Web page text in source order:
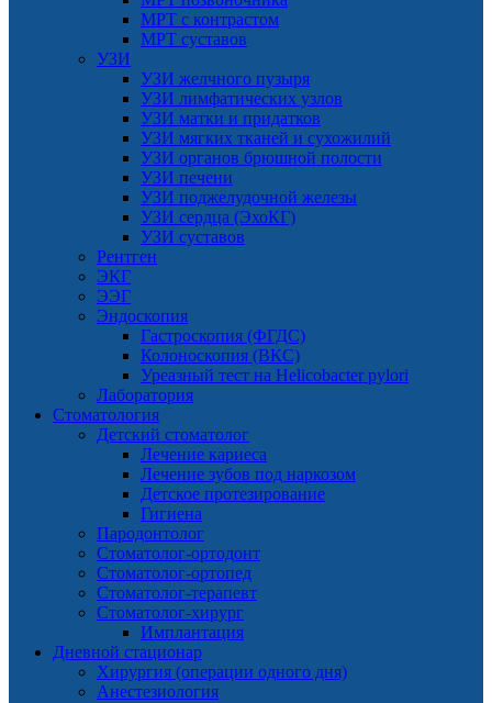
МРТ с контрастом
МРТ суставов
УЗИ
УЗИ желчного пузыря
УЗИ лимфатических узлов
УЗИ матки и придатков
УЗИ мягких тканей и сухожилий
УЗИ органов брюшной полости
УЗИ печени
УЗИ поджелудочной железы
УЗИ сердца (ЭхоКГ)
УЗИ суставов
Рентген
ЭКГ
ЭЭГ
Эндоскопия
Гастроскопия (ФГДС)
Колоноскопия (ВКС)
Уреазный тест на Helicobacter pylori
Лаборатория
Стоматология
Детский стоматолог
Лечение кариеса
Лечение зубов под наркозом
Детское протезирование
Гигиена
Пародонтолог
Стоматолог-ортодонт
Стоматолог-ортопед
Стоматолог-терапевт
Стоматолог-хирург
Имплантация
Дневной стационар
Хирургия (операции одного дня)
Анестезиология